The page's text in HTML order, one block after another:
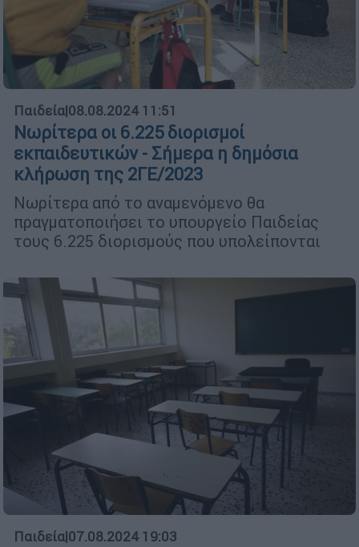
Παιδεία|08.08.2024 11:51
Νωρίτερα οι 6.225 διορισμοί
εκπαιδευτικών - Σήμερα η δημόσια
κλήρωση της 2ΓΕ/2023
Νωρίτερα από το αναμενόμενο θα
πραγματοποιήσει το υπουργείο Παιδείας
τους 6.225 διορισμούς που υπολείπονται
Παιδεία|07.08.2024 19:03